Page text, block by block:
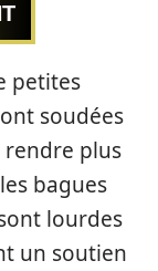
petites
soudées
rendre plus
bagues
lourdes
un soutien